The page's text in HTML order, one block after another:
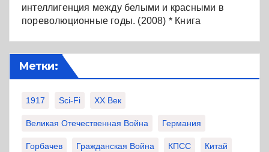
интеллигенция между белыми и красными в
пореволюционные годы. (2008) * Книга
Метки:
1917 Sci-Fi XX Век
Великая Отечественная Война Германия
Горбачев Гражданская Война КПСС Китай